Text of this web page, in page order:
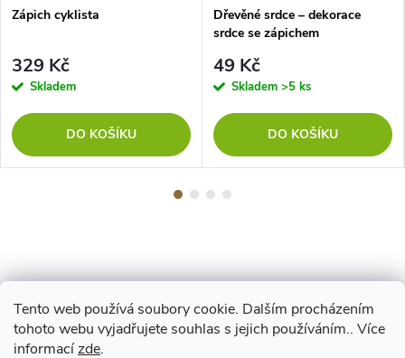
Tento web používá soubory cookie. Dalším procházením
tohoto webu vyjadřujete souhlas s jejich používáním.. Více
informacízde.
Zápich cyklista
329 Kč
Skladem
DO KOŠÍKU
Dřevěné srdce – dekorace
srdce se zápichem
49 Kč
Skladem >5 ks
DO KOŠÍKU
Z